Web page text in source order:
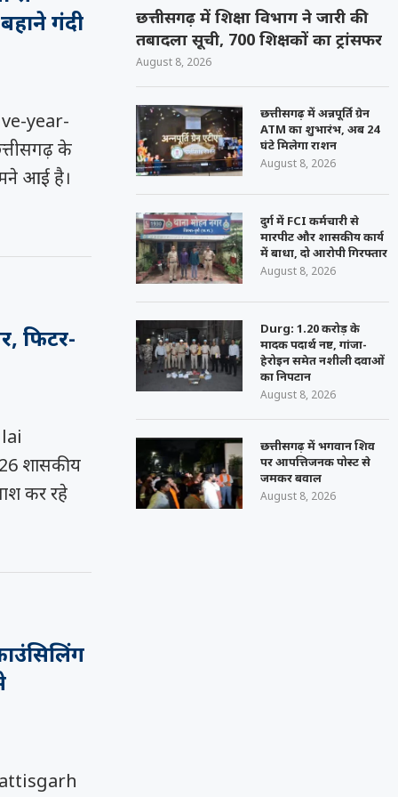
गंदी
year-
के
आई है।
फिटर-
शासकीय
कर रहे
छत्तीसगढ़ में शिक्षा विभाग ने जारी की
तबादला सूची, 700 शिक्षकों का ट्रांसफर
August 8, 2026
छत्तीसगढ़ में अन्नपूर्ति ग्रेन
ATM का शुभारंभ, अब 24
घंटे मिलेगा राशन
August 8, 2026
दुर्ग में FCI कर्मचारी से
मारपीट और शासकीय कार्य
में बाधा, दो आरोपी गिरफ्तार
August 8, 2026
Durg: 1.20 करोड़ के
मादक पदार्थ नष्ट, गांजा-
हेरोइन समेत नशीली दवाओं
का निपटान
August 8, 2026
छत्तीसगढ़ में भगवान शिव
पर आपत्तिजनक पोस्ट से
जमकर बवाल
August 8, 2026